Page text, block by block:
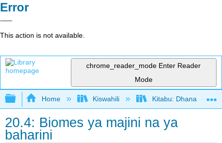
Error
This action is not available.
chrome_reader_mode Enter Reader
Mode
Expand/collapse global hierarchy
Home Kiswahili Kitabu: Dhana katika
20.4: Biomes ya majini na ya
baharini